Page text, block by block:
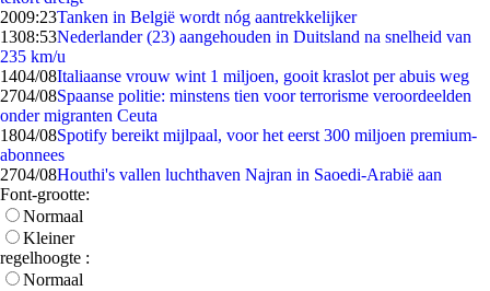
2009:23Tanken in België wordt nóg aantrekkelijker
1308:53Nederlander (23) aangehouden in Duitsland na snelheid van
235 km/u
1404/08Italiaanse vrouw wint 1 miljoen, gooit kraslot per abuis weg
2704/08Spaanse politie: minstens tien voor terrorisme veroordeelden
onder migranten Ceuta
1804/08Spotify bereikt mijlpaal, voor het eerst 300 miljoen premium-
abonnees
2704/08Houthi's vallen luchthaven Najran in Saoedi-Arabië aan
Font-grootte:
Normaal
Kleiner
regelhoogte :
Normaal